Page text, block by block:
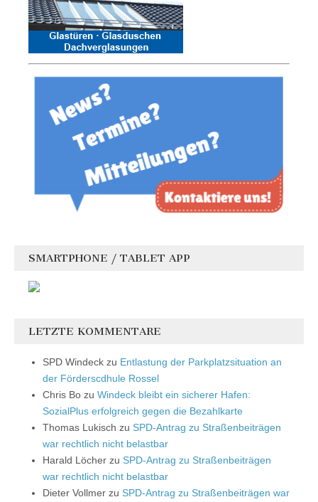
SMARTPHONE / TABLET APP
LETZTE KOMMENTARE
SPD Windeck zu Entlastung der Parkplatzsituation an
der Förderscdhule Rossel
Chris Bo zu Windeck bleibt ein sicherer Hafen:
SozialPlus erfolgreich gegen die Bezahlkarte
Thomas Lukisch zu SPD-Antrag zu Straßenbeiträgen
war rechtlich nicht belastbar
Harald Löcher zu SPD-Antrag zu Straßenbeiträgen
war rechtlich nicht belastbar
Dieter Vollmer zu SPD-Antrag zu Straßenbeiträgen war